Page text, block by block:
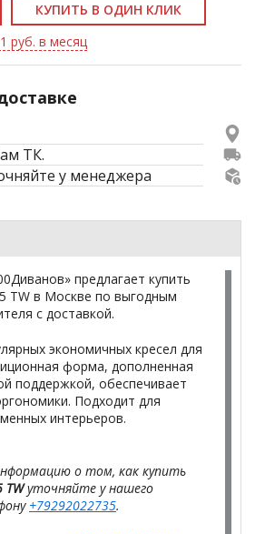
КУПИТЬ В ОДИН КЛИК
руб. в месяц
ТК.
у менеджера
предлагает купить
TW в Москве по выгодным
с доставкой.
экономичных кресел для
форма, дополненная
поддержкой, обеспечивает
Подходит для
интерьеров.
о том, как купить
TWуточняйте у нашего
+79292022735.